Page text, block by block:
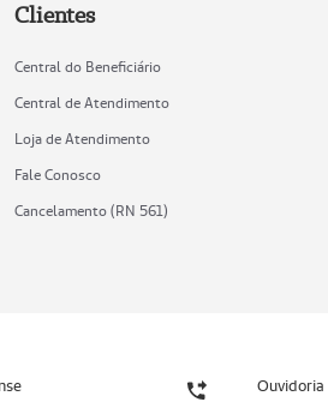
Clientes
Central do Beneficiário
Central de Atendimento
Loja de Atendimento
Fale Conosco
Cancelamento (RN 561)
Ouvidoria